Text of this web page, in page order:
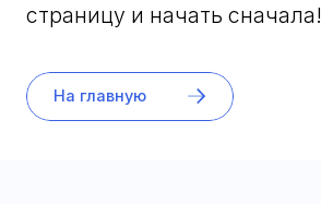
страницу и начать сначала!
На главную